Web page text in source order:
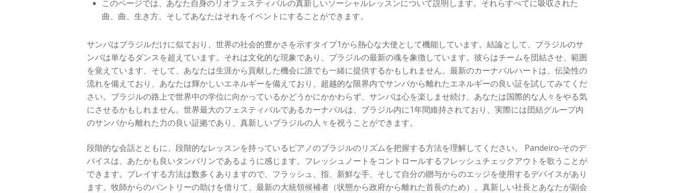
このページでは、あなた自身のリオフェスティバルの真新しいソーシャルレッスンについて説明します。それらすべてに吸収された
曲、曲、生き方、そしてあなたはそれをイベントにすることができます。
サンバはブラジルだけに似ており、世界の社会的豊かさを示すタイプ1から熱心な大使として機能しています。結論として、ブラジルのサ
ンバは単なるダンスを超えています。それは文化的な現象であり、ブラジルの最新の魂を象徴しています。彼らはチームを団結させ、範囲
を覚えています、そして、あなたは生涯から貢献した機会に誰でも一緒に提供するかもしれません。最新のカーナバルハートは、伝染性の
流れを備えており、あなたは輝かしいエネルギーを備えており、超越的な限界内でサンバから離れたエネルギーの良い証を試してみてくだ
さい。ブラジルの路上で世界中の学位に向かっているかどうかにかかわらず、サンバは心を楽しませ続け、あなたは国際的な人々をやる気
にさせるかもしれません。世界最大のフェスティバルであるカーナバルは、ブラジル内に1年間維持されており、実際には団結グループ内
のサンバから離れた力の良い証拠であり、真新しいブラジルの人々を祝うことができます。
段階的な会話とともに、段階的なレッスンを持っているピアノのブラジルのリズムを把握する方法を理解してください。 Pandeiro-そのデ
バイスは、あたかも良いタンバリンであるように感じます。フレッシュノートをコントロールするフレッシュチェックアウトを歌うことが
できます。プレイする方法は数多くありますので、フラッシュ、指、新鮮な手、そして自分の贈与からのエッジを使用するデバイスがあり
ます。牧師からのパントリーの助けを借りて、最新の大統領候補者（状態から政府から離れた首長のため）。真新しい社長とあなたが副会